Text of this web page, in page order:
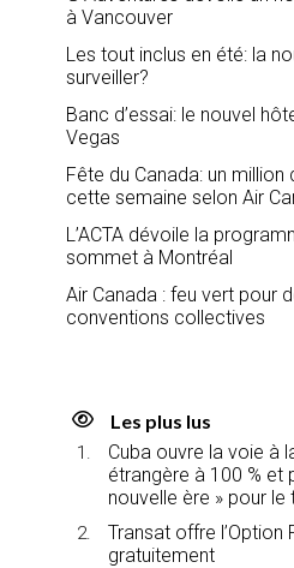
à Vancouver
Les tout inclus en été: la
surveiller?
Banc d’essai: le nouvel
Vegas
Fête du Canada: un
cette semaine selon Air
L’ACTA dévoile la
sommet à Montréal
Air Canada : feu vert pour
conventions collectives
Les plus lus
Cuba ouvre la voie à
étrangère à 100 % et
nouvelle ère » pour le
Transat offre l’Option
gratuitement